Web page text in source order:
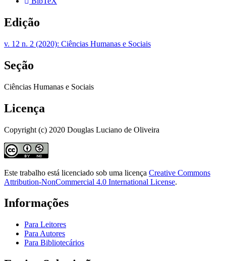
Edição
v. 12 n. 2 (2020): Ciências Humanas e Sociais
Seção
Ciências Humanas e Sociais
Licença
Copyright (c) 2020 Douglas Luciano de Oliveira
Este trabalho está licenciado sob uma licença Creative Commons
Attribution-NonCommercial 4.0 International License.
Informações
Para Leitores
Para Autores
Para Bibliotecários